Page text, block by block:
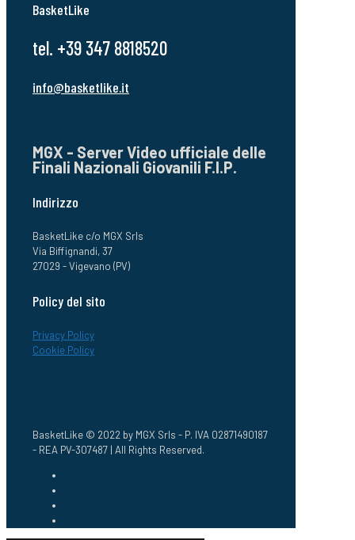
BasketLike
tel. +39 347 8818520
info@basketlike.it
MGX - Server Video ufficiale delle
Finali Nazionali Giovanili F.I.P.
Indirizzo
BasketLike c/o MGX Srls
Via Biffignandi, 37
27029 - Vigevano (PV)
Policy del sito
Privacy Policy
Cookie Policy
BasketLike © 2022 by MGX Srls - P. IVA 02871490187
- REA PV-307487 | All Rights Reserved.